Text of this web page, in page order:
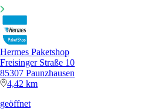
Hermes Paketshop
Freisinger Straße 10
85307 Paunzhausen
4,42 km
geöffnet